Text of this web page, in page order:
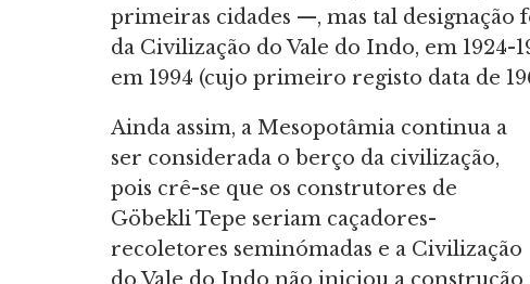
primeiras cidades —, mas tal designação
da Civilização do Vale do Indo, em 1924-
em 1994 (cujo primeiro registo data de
Ainda assim, a Mesopotâmia continua a
ser considerada o berço da civilização,
pois crê-se que os construtores de
Göbekli Tepe seriam caçadores-
recoletores seminómadas e a Civilização